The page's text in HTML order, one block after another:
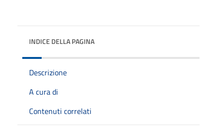
INDICE DELLA PAGINA
Descrizione
A cura di
Contenuti correlati